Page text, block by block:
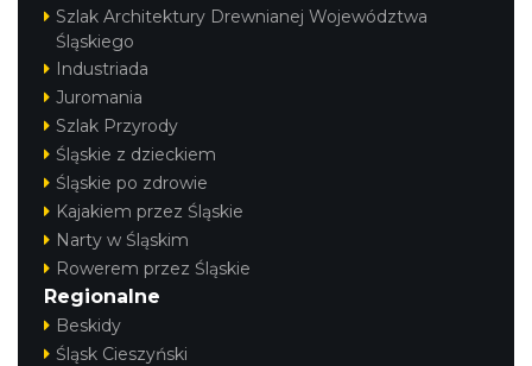
2026-08-08
15.57 km
Rabsztyn
15.57 km
Szlak Architektury Drewnianej Województwa
Śląskiego
Industriada
Juromania
Szlak Przyrody
Śląskie z dzieckiem
Śląskie po zdrowie
Kajakiem przez Śląskie
Narty w Śląskim
Rowerem przez Śląskie
Regionalne
Beskidy
Śląsk Cieszyński